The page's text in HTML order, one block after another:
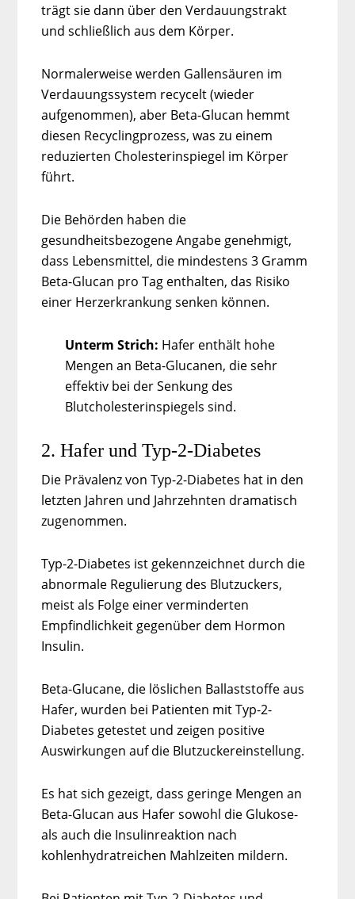
trägt sie dann über den Verdauungstrakt
und schließlich aus dem Körper.
Normalerweise werden Gallensäuren im
Verdauungssystem recycelt (wieder
aufgenommen), aber Beta-Glucan hemmt
diesen Recyclingprozess, was zu einem
reduzierten Cholesterinspiegel im Körper
führt.
Die Behörden haben die
gesundheitsbezogene Angabe genehmigt,
dass Lebensmittel, die mindestens 3 Gramm
Beta-Glucan pro Tag enthalten, das Risiko
einer Herzerkrankung senken können.
Unterm Strich: Hafer enthält hohe
Mengen an Beta-Glucanen, die sehr
effektiv bei der Senkung des
Blutcholesterinspiegels sind.
2. Hafer und Typ-2-Diabetes
Die Prävalenz von Typ-2-Diabetes hat in den
letzten Jahren und Jahrzehnten dramatisch
zugenommen.
Typ-2-Diabetes ist gekennzeichnet durch die
abnormale Regulierung des Blutzuckers,
meist als Folge einer verminderten
Empfindlichkeit gegenüber dem Hormon
Insulin.
Beta-Glucane, die löslichen Ballaststoffe aus
Hafer, wurden bei Patienten mit Typ-2-
Diabetes getestet und zeigen positive
Auswirkungen auf die Blutzuckereinstellung.
Es hat sich gezeigt, dass geringe Mengen an
Beta-Glucan aus Hafer sowohl die Glukose-
als auch die Insulinreaktion nach
kohlenhydratreichen Mahlzeiten mildern.